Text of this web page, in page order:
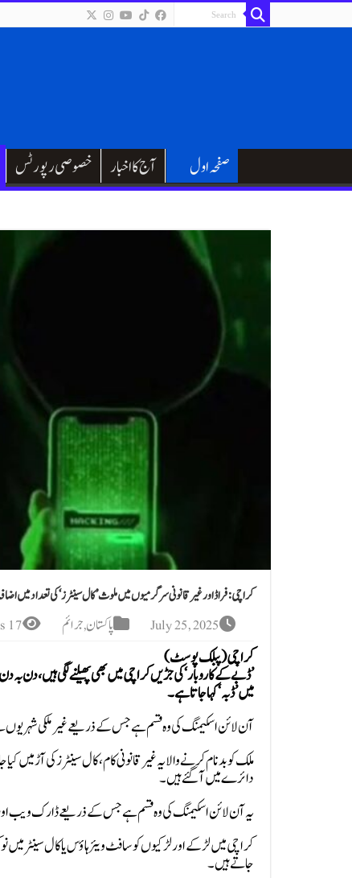
خصوصی رپورٹس آج کا اخبار صفحہ اول
کراچی: فراڈ اور غیر قانونی سرگرمیوں میں ملوث ’کال سینٹرز‘ کی تعداد میں
July 25, 2025 پاکستان,جرائم 17 Views
کراچی (پبلک پوسٹ )
’ڈبے کے کاروبار‘ کی جڑیں کراچی میں بھی پھیلنے لگی ہیں، دن
میں ’ڈبہ‘ کہا جاتا ہے۔
آن لائن اسکیمنگ کی وہ قسم ہے جس کے ذریعے غیرملکی شہریوں
ملک کو بدنام کرنے والا یہ غیرقانونی کام، کال سینٹرز کی آڑ
دائرے میں آ گئے ہیں۔
یہ آن لائن اسکیمنگ کی وہ قسم ہے جس کے ذریعے ڈارک ویب اور
کراچی میں لڑکے اور لڑکیوں کو سافٹ ویئر ہاؤس یا کال سینٹر
جاتے ہیں۔